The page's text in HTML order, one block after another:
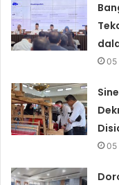
05
05